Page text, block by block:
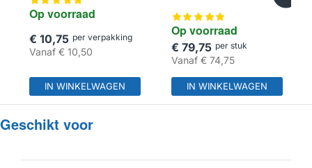
Op voorraad
€ 10,75 per verpakking
Vanaf € 10,50
IN WINKELWAGEN
Op voorraad
€ 79,75 per stuk
Vanaf€ 74,75
IN WINKELWAGEN
Geschikt voor